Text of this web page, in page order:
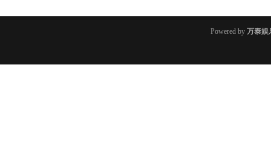
Powered by 万泰娱